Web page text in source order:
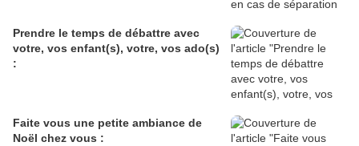
Prendre le temps de débattre avec
votre, vos enfant(s), votre, vos ado(s)
:
Faite vous une petite ambiance de
Noël chez vous :